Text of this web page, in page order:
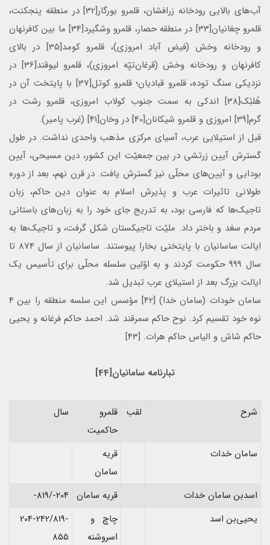
آب‌های بالايی رودخانه زرافشان،‌ قلمرو بورگار[32] در منطقه پنجكنت،
قلمرو چغانيان[33] در منطقه حصار، قلمرو وشگيرد[34] ما بين كافرنهان
و رودخانه وخش (فيض آباد امروزی)، قلمرو كومد[35] در بالای
كافرنهان و رودخانه وخش (قرغان‌تپّه امروزی)، قلمرو ليوقند[36] در
نزديكی سنگ‌ توده، قلمرو قباديان؛ قلمرو كوتل[37] با پايتخت آن در
هُلبُك[38] اندكی به سمت جنوب كولاب امروزی، قلمرو رشت در
گرم[39] امروزی و قلمرو شيكانان[40] در وخان[41] (غرب پامير).
قبل از استيلایی عرب، آسيای مركزی مذهب واحدی نداشت. در طول
گسترش آيين زرتشی در بين جمعيّت اين كشور، دين مسيحی، آيين
بودايی و آيين‌های محلّی نيز گسترش يافت. در قرن نهم، بعد از دوره
طولانی تاثيرات عرب و پذيرش اسلام به عنوان دين حاكم، زبان
تاجيك‌ها كه فارسی بود، به تدريج جای خود را به زبان‌های باستانی
مردم سغد و باختر داد. مليّت تاجيكستان شكل گرفت، و تاجيك‌ها به
ايالت ساسانيان با پايتختی بخارا پيوستند. ساسانيان از سال 874 تا
سال 999 حكومت كردند و به اوّلين سلسله محلّی برای تأسيس يك
ايالت بزرگ بعد از استيلای عرب تبديل شد.
سامان خودات (سامان خدا) [42] مؤسس اين سلسه منطقه را بين 4
نوه خود تقسيم كرد. نوح حاكم سمرقند شد. احمد حاكم فرغانه و يحيی
حاكم شاش و الياس حاكم هرات. [43]
تبارنامه سامانيان[44]
شرح لقب
قلمرو
حاكميت
سال
سامان خدات
قريه
سامان
اسدبن سامان خدات
قريه سامان 204-/819-
يحيي‌بن اسد
چاچ و
اسروشنه
204-242/819-
855